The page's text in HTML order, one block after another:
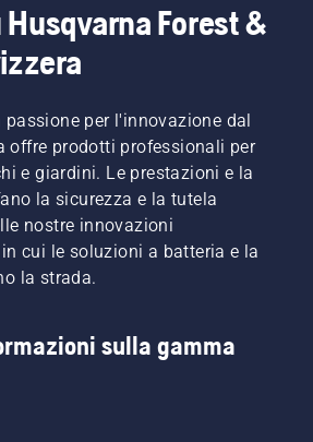
Husqvarna Forest &
per l'innovazione dal
offre prodotti professionali per
e giardini. Le prestazioni e la
la sicurezza e la tutela
nostre innovazioni
cui le soluzioni a batteria e la
la strada.
sulla gamma